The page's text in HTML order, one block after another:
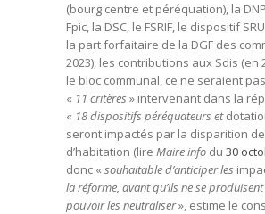
(bourg centre et péréquation), la
Fpic, la DSC, le FSRIF, le dispositif
la part forfaitaire de la DGF des
2023), les contributions aux Sdis (en
le bloc communal, ce ne seraient
« 11 critères » intervenant dans la
« 18 dispositifs péréquateurs et
seront impactés par la disparition
d’habitation (lire Maire info du 30
donc « souhaitable d’anticiper les
la réforme, avant qu’ils ne se
pouvoir les neutraliser», estime le